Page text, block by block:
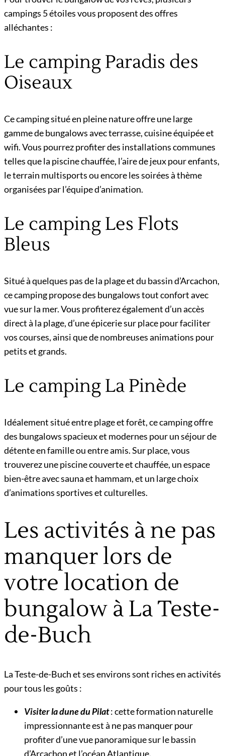
campings 5 étoiles vous proposent des offres
alléchantes :
Le camping Paradis des
Oiseaux
Ce camping situé en pleine nature offre une large
gamme de bungalows avec terrasse, cuisine équipée et
wifi. Vous pourrez profiter des installations communes
telles que la piscine chauffée, l’aire de jeux pour enfants,
le terrain multisports ou encore les soirées à thème
organisées par l’équipe d’animation.
Le camping Les Flots
Bleus
Situé à quelques pas de la plage et du bassin d’Arcachon,
ce camping propose des bungalows tout confort avec
vue sur la mer. Vous profiterez également d’un accès
direct à la plage, d’une épicerie sur place pour faciliter
vos courses, ainsi que de nombreuses animations pour
petits et grands.
Le camping La Pinède
Idéalement situé entre plage et forêt, ce camping offre
des bungalows spacieux et modernes pour un séjour de
détente en famille ou entre amis. Sur place, vous
trouverez une piscine couverte et chauffée, un espace
bien-être avec sauna et hammam, et un large choix
d’animations sportives et culturelles.
Les activités à ne pas
manquer lors de
votre location de
bungalow à La Teste-
de-Buch
La Teste-de-Buch et ses environs sont riches en activités
pour tous les goûts :
Visiter la dune du Pilat: cette formation naturelle
impressionnante est à ne pas manquer pour
profiter d’une vue panoramique sur le bassin
d’Arcachon et l’océan Atlantique.